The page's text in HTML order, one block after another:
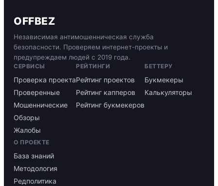
OFFBEZ
Независимая антимошенническая служба
безопасности. Проверяем интернет-проекты и
предупреждаем людей с 2019 года.
СЕРВИСЫ
Проверка проекта
Проверенные
Мошеннические
Обзоры
Жалобы
РЕЙТИНГИ
Рейтинг проектов
Рейтинг капперов
Рейтинг букмекеров
БЕТТЕРУ
Букмекеры
Калькуляторы
О ПРОЕКТЕ
База знаний
Методология
Редполитика